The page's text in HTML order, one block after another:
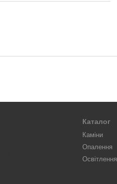
Каталог
Каміни
Опалення
Освітлення